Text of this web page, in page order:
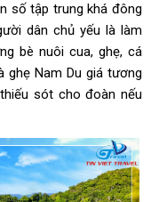
số tập trung khá đông
dân chủ yếu là làm
bè nuôi cua, ghẹ, cá
ghẹ Nam Du giá tương
sót cho đoàn nếu